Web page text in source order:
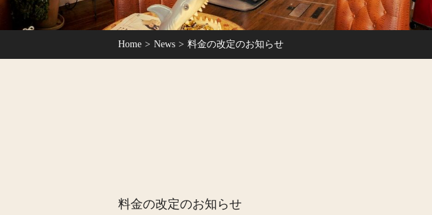
Home News 料金の改定のお知らせ
料金の改定のお知らせ